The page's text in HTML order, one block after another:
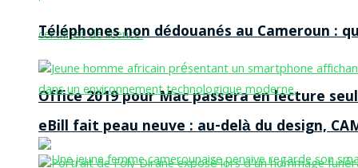
Office 2019 pour Mac passera en lecture
Téléphones non dédouanés au Cameroun :
eBill fait peau neuve : au-delà du design,